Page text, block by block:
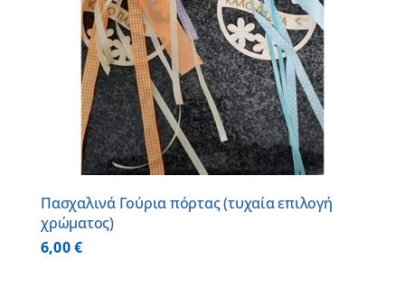
Πασχαλινά Γούρια πόρτας (τυχαία επιλογή
χρώματος)
6,00€